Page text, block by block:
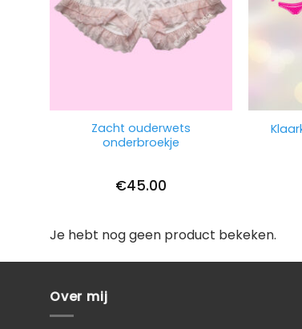
Zacht ouderwets
onderbroekje
€45.00
Je hebt nog geen product bekeken.
Over mij